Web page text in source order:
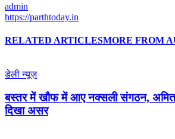
admin
https://parthtoday.in
RELATED ARTICLESMORE FROM
डेली न्यूज़
बस्तर में खौफ में आए नक्सली संगठन, अमित
दिखा असर